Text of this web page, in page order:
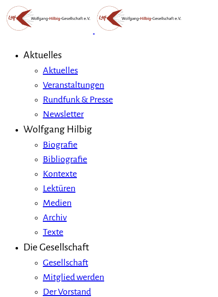
Aktuelles
Aktuelles
Veranstaltungen
Rundfunk & Presse
Newsletter
Wolfgang Hilbig
Biografie
Bibliografie
Kontexte
Lektüren
Medien
Archiv
Texte
Die Gesellschaft
Gesellschaft
Mitglied werden
Der Vorstand